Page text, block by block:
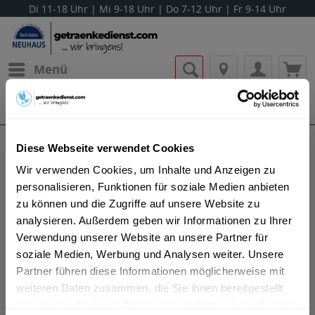
Diese Webseite verwendet Cookies
Wir verwenden Cookies, um Inhalte und Anzeigen zu
personalisieren, Funktionen für soziale Medien anbieten
zu können und die Zugriffe auf unsere Website zu
analysieren. Außerdem geben wir Informationen zu Ihrer
Verwendung unserer Website an unsere Partner für
soziale Medien, Werbung und Analysen weiter. Unsere
Partner führen diese Informationen möglicherweise mit
weiteren Daten zusammen, die Sie ihnen bereitgestellt
Di 11-18 Uhr | Mi 9-18 Uhr | Do 7-12 Uhr | Fr 9-14 Uhr
Menü
Bestellung widerrufen
Datenschutzerklärung
Hinweise zum Jugendschutz
Bestellung von alkoholischen Getränke:
In unserem Shop verkaufen wir auch alkoholische Getränke.
Die Abgabe und damit der Verkauf alkoholischer Getränke
unterliegt Altersbeschränkungen (vgl. § 9 JuSchG).
Bei uns können Sie daher alkoholische Artikel nur bestellen,
wenn Sie das nach § 9 JuSchG erforderliche Mindestalter